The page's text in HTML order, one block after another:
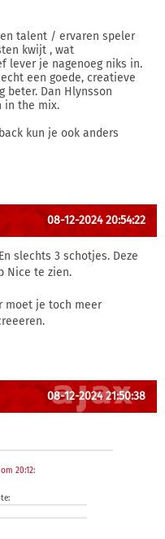
talent / ervaren speler
kwijt , wat
lever je nagenoeg niks in.
een goede, creatieve
beter. Dan Hlynsson
in the mix.
kun je ook anders
08-12-2024 20:54:22
slechts 3 schotjes. Deze
Nice te zien.
moet je toch meer
08-12-2024 21:50:38
20:12: